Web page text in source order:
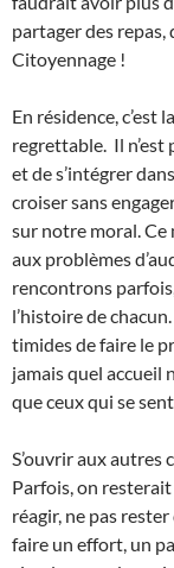
partager des
Citoyennage !
En résidence, c’est
regrettable. Il n’est
et de s’intégrer
croiser sans
sur notre moral.
aux problèmes
rencontrons
l’histoire de
timides de faire le
jamais quel accueil
que ceux qui se
S’ouvrir aux autres
Parfois, on
réagir, ne pas
faire un effort, un